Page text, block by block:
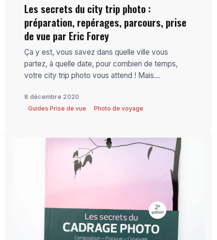
Les secrets du city trip photo :
préparation, repérages, parcours, prise
de vue par Eric Forey
Ça y est, vous savez dans quelle ville vous
partez, à quelle date, pour combien de temps,
votre city trip photo vous attend ! Mais...
8 décembre 2020
Guides Prise de vue
Photo de voyage